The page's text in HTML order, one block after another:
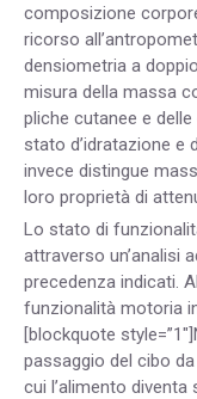
composizione
ricorso
densiometria a
misura della massa
pliche cutanee e
stato d’idratazione e
invece distingue
loro proprietà di
Lo stato di
attraverso un’analisi
precedenza indicati.
funzionalità motoria
[blockquote
passaggio del cibo
cui l’alimento